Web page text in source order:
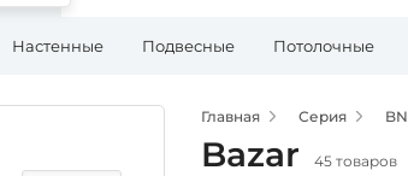
Настенные Подвесные Потолочные
Главная Серия
Bazar 45 товаров